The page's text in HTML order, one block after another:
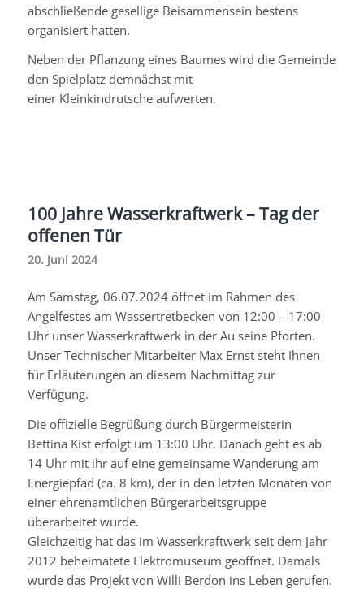
abschließende gesellige Beisammensein bestens
organisiert hatten.
Neben der Pflanzung eines Baumes wird die Gemeinde
den Spielplatz demnächst mit
einer Kleinkindrutscheaufwerten.
100 Jahre Wasserkraftwerk – Tag der
offenen Tür
20. Juni 2024
Am Samstag, 06.07.2024 öffnet im Rahmen des
Angelfestes am Wassertretbecken von 12:00 – 17:00
Uhr unser Wasserkraftwerk in der Au seine Pforten.
Unser Technischer Mitarbeiter Max Ernst steht Ihnen
für Erläuterungen an diesem Nachmittag zur
Verfügung.
Die offizielle Begrüßung durch Bürgermeisterin
Bettina Kist erfolgt um 13:00 Uhr. Danach geht es ab
14 Uhr mit ihr auf eine gemeinsame Wanderung am
Energiepfad (ca. 8 km), der in den letzten Monaten von
einer ehrenamtlichen Bürgerarbeitsgruppe
überarbeitet wurde.
Gleichzeitig hat das im Wasserkraftwerk seit dem Jahr
2012 beheimatete Elektromuseum geöffnet. Damals
wurde das Projekt von Willi Berdon ins Leben gerufen.